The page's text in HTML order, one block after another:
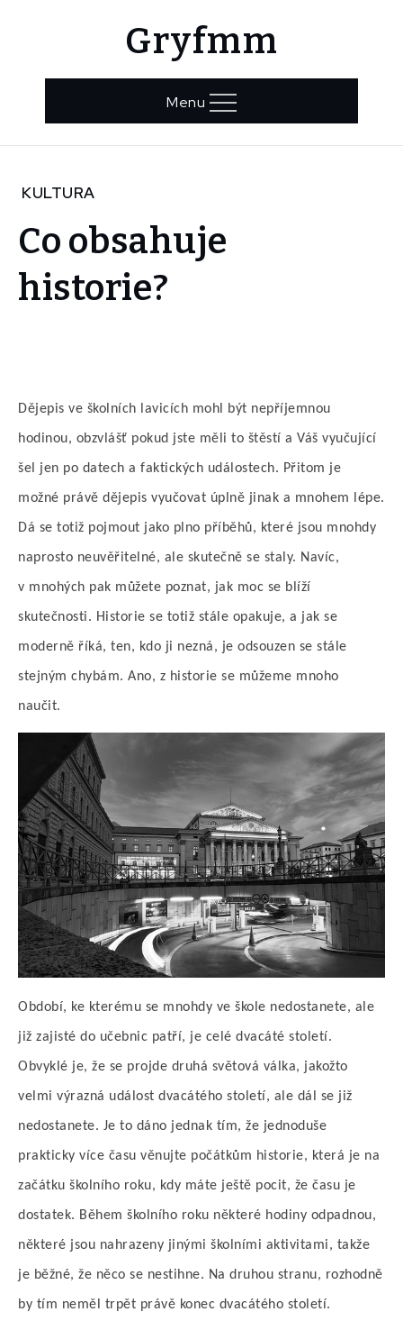
Gryfmm
Menu
Home
Co
obsahuje
historie?
KULTURA
Co obsahuje
historie?
Dějepis ve školních lavicích mohl být nepříjemnou
hodinou, obzvlášť pokud jste měli to štěstí a Váš vyučující
šel jen po datech a faktických událostech. Přitom je
možné právě dějepis vyučovat úplně jinak a mnohem lépe.
Dá se totiž pojmout jako plno příběhů, které jsou mnohdy
naprosto neuvěřitelné, ale skutečně se staly. Navíc,
v mnohých pak můžete poznat, jak moc se blíží
skutečnosti. Historie se totiž stále opakuje, a jak se
moderně říká, ten, kdo ji nezná, je odsouzen se stále
stejným chybám. Ano, z historie se můžeme mnoho
naučit.
Období, ke kterému se mnohdy ve škole nedostanete, ale
již zajisté do učebnic patří, je celé dvacáté století.
Obvyklé je, že se projde druhá světová válka, jakožto
velmi výrazná událost dvacátého století, ale dál se již
nedostanete. Je to dáno jednak tím, že jednoduše
prakticky více času věnujte počátkům historie, která je na
začátku školního roku, kdy máte ještě pocit, že času je
dostatek. Během školního roku některé hodiny odpadnou,
některé jsou nahrazeny jinými školními aktivitami, takže
je běžné, že něco se nestihne. Na druhou stranu, rozhodně
by tím neměl trpět právě konec dvacátého století.